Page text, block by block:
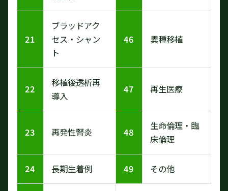
21
ブラッドアク
セス・シャン
ト
46 異種移植
22
移植後透析再
導入
47 再生医療
23 再発性腎炎 48
生命倫理・臨
床倫理
24 長期生着例 49 その他